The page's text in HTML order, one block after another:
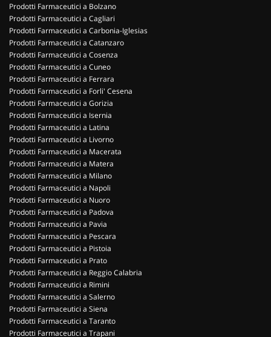
Prodotti Farmaceutici a Bolzano
Prodotti Farmaceutici a Cagliari
Prodotti Farmaceutici a Carbonia-Iglesias
Prodotti Farmaceutici a Catanzaro
Prodotti Farmaceutici a Cosenza
Prodotti Farmaceutici a Cuneo
Prodotti Farmaceutici a Ferrara
Prodotti Farmaceutici a Forli' Cesena
Prodotti Farmaceutici a Gorizia
Prodotti Farmaceutici a Isernia
Prodotti Farmaceutici a Latina
Prodotti Farmaceutici a Livorno
Prodotti Farmaceutici a Macerata
Prodotti Farmaceutici a Matera
Prodotti Farmaceutici a Milano
Prodotti Farmaceutici a Napoli
Prodotti Farmaceutici a Nuoro
Prodotti Farmaceutici a Padova
Prodotti Farmaceutici a Pavia
Prodotti Farmaceutici a Pescara
Prodotti Farmaceutici a Pistoia
Prodotti Farmaceutici a Prato
Prodotti Farmaceutici a Reggio Calabria
Prodotti Farmaceutici a Rimini
Prodotti Farmaceutici a Salerno
Prodotti Farmaceutici a Siena
Prodotti Farmaceutici a Taranto
Prodotti Farmaceutici a Trapani